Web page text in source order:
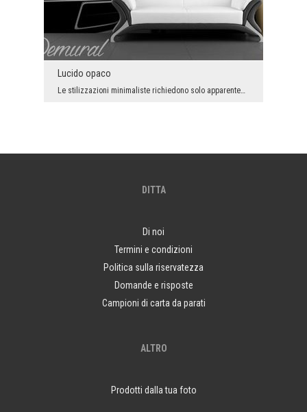
Lucido opaco
Le stilizzazioni minimaliste richiedono solo apparentemente meno lavoro degli arrangiamenti - dic...
DITTA
Di noi
Termini e condizioni
Politica sulla riservatezza
Domande e risposte
Campioni di carta da parati
ALTRO
Prodotti dalla tua foto